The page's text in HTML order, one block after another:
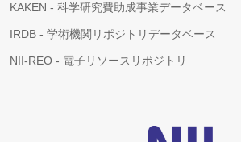
KAKEN - 科学研究費助成事業データベース
IRDB - 学術機関リポジトリデータベース
NII-REO - 電子リソースリポジトリ